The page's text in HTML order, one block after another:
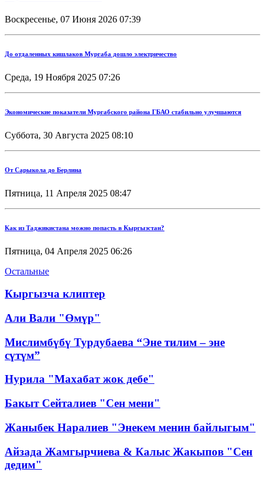
Воскресенье, 07 Июня 2026 07:39
До отдаленных кишлаков Мургаба дошло электричество
Среда, 19 Ноября 2025 07:26
Экономические показатели Мургабского района ГБАО стабильно улучшаются
Суббота, 30 Августа 2025 08:10
От Сарыкола до Берлина
Пятница, 11 Апреля 2025 08:47
Как из Таджикистана можно попасть в Кыргызстан?
Пятница, 04 Апреля 2025 06:26
Остальные
Кыргызча клиптер
Али Вали "Өмүр"
Мислимбүбү Турдубаева “Эне тилим – эне
сүтүм”
Нурила "Махабат жок дебе"
Бакыт Сейталиев "Сен мени"
Жаныбек Наралиев "Энекем менин байлыгым"
Айзада Жамгырчиева & Калыс Жакыпов "Сен
дедим"